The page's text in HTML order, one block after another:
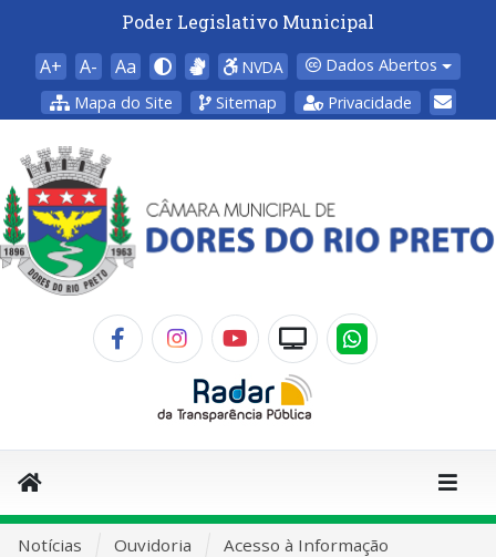
Poder Legislativo Municipal
A+ A- Aa NVDA
Dados Abertos
Mapa do Site
Sitemap Privacidade
Notícias Ouvidoria Acesso à Informação